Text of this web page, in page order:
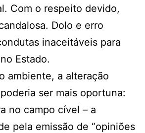
Com o respeito devido,
Dolo e erro
inaceitáveis para
Estado.
ambiente, a alteração
ser mais oportuna:
no campo cível – a
pela emissão de “opiniões